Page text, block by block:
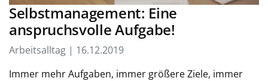
Selbstmanagement: Eine
anspruchsvolle Aufgabe!
Arbeitsalltag | 16.12.2019
Immer mehr Aufgaben, immer größere Ziele, immer